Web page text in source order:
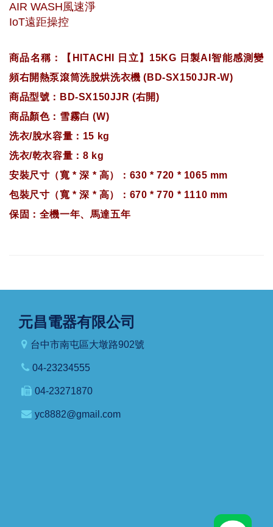
AIR WASH風速淨
IoT遠距操控
商品名稱：【HITACHI 日立】15KG 日製AI智能感測變
頻右開熱泵滾筒洗脫烘洗衣機 (BD-SX150JJR-W)
商品型號：BD-SX150JJR (右開)
商品顏色：雪霧白 (W)
洗衣/脫水容量：15 kg
洗衣/乾衣容量：8 kg
安裝尺寸（寬 * 深 * 高）：630 * 720 * 1065 mm
包裝尺寸（寬 * 深 * 高）：670 * 770 * 1110 mm
保固：全機一年、馬達五年
元昌電器有限公司
台中市南屯區大墩路902號
04-23234555
04-23271870
yc8882@gmail.com